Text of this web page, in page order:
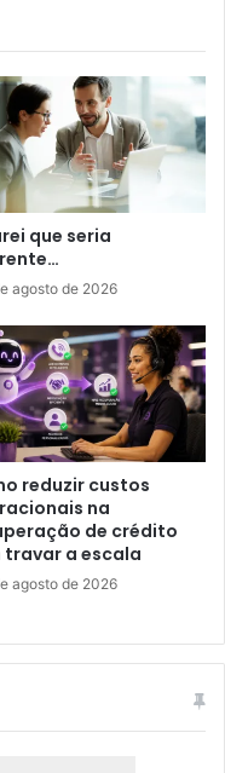
que seria
agosto de 2026
reduzir custos
na
de crédito
travar a escala
agosto de 2026